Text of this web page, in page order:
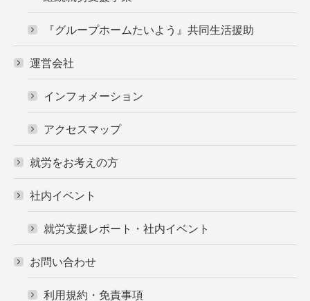
『グループホームたいよう』共同生活援助
運営会社
インフォメーション
アクセスマップ
就労をお考えの方
社内イベント
就労支援レポート・社内イベント
お問い合わせ
利用規約・免責事項